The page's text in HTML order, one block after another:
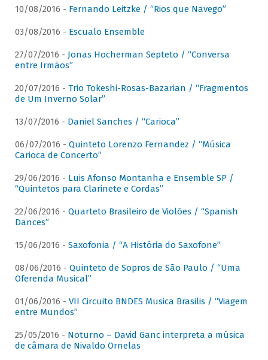
10/08/2016 - Fernando Leitzke / “Rios que Navego”
03/08/2016 - Escualo Ensemble
27/07/2016 - Jonas Hocherman Septeto / “Conversa
entre Irmãos”
20/07/2016 - Trio Tokeshi-Rosas-Bazarian / “Fragmentos
de Um Inverno Solar”
13/07/2016 - Daniel Sanches / “Carioca”
06/07/2016 - Quinteto Lorenzo Fernandez / “Música
Carioca de Concerto”
29/06/2016 - Luis Afonso Montanha e Ensemble SP /
“Quintetos para Clarinete e Cordas”
22/06/2016 - Quarteto Brasileiro de Violões / “Spanish
Dances”
15/06/2016 - Saxofonia / “A História do Saxofone”
08/06/2016 - Quinteto de Sopros de São Paulo / “Uma
Oferenda Musical”
01/06/2016 - VII Circuito BNDES Musica Brasilis / “Viagem
entre Mundos”
25/05/2016 - Noturno – David Ganc interpreta a música
de câmara de Nivaldo Ornelas